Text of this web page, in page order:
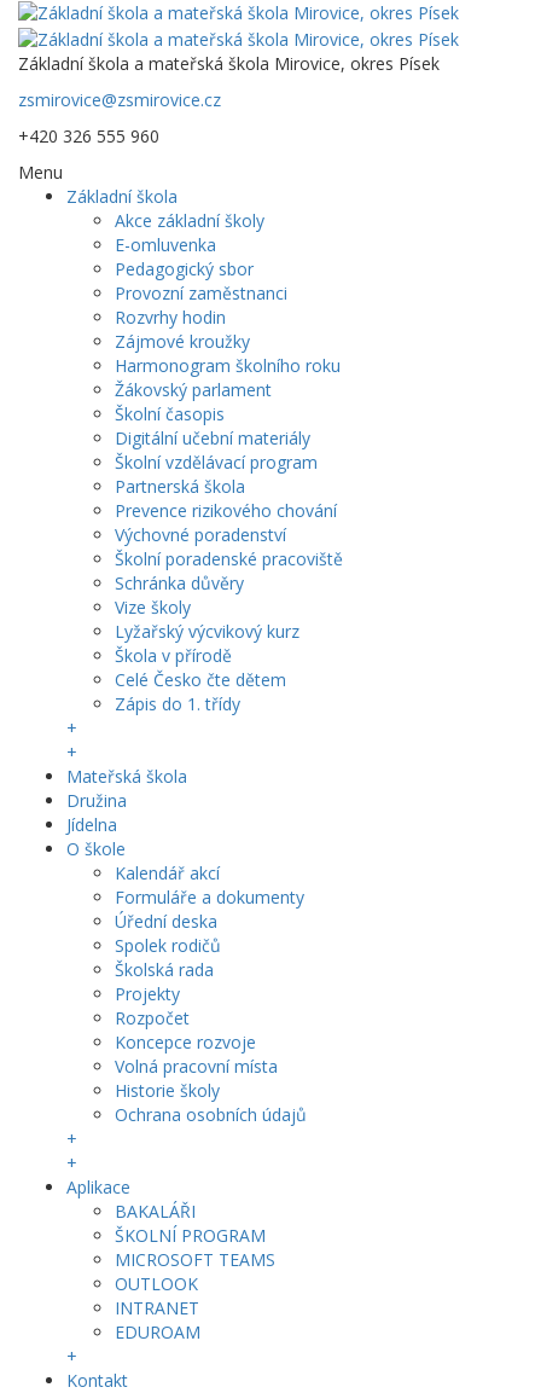
Základní škola a mateřská škola Mirovice, okres Písek
zsmirovice@zsmirovice.cz
+420 326 555 960
Menu
Základní škola
Akce základní školy
E-omluvenka
Pedagogický sbor
Provozní zaměstnanci
Rozvrhy hodin
Zájmové kroužky
Harmonogram školního roku
Žákovský parlament
Školní časopis
Digitální učební materiály
Školní vzdělávací program
Partnerská škola
Prevence rizikového chování
Výchovné poradenství
Školní poradenské pracoviště
Schránka důvěry
Vize školy
Lyžařský výcvikový kurz
Škola v přírodě
Celé Česko čte dětem
Zápis do 1. třídy
+
+
Mateřská škola
Družina
Jídelna
O škole
Kalendář akcí
Formuláře a dokumenty
Úřední deska
Spolek rodičů
Školská rada
Projekty
Rozpočet
Koncepce rozvoje
Volná pracovní místa
Historie školy
Ochrana osobních údajů
+
+
Aplikace
BAKALÁŘI
ŠKOLNÍ PROGRAM
MICROSOFT TEAMS
OUTLOOK
INTRANET
EDUROAM
+
Kontakt